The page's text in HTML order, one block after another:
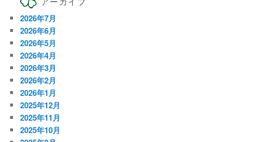
2026年7月
2026年6月
2026年5月
2026年4月
2026年3月
2026年2月
2026年1月
2025年12月
2025年11月
2025年10月